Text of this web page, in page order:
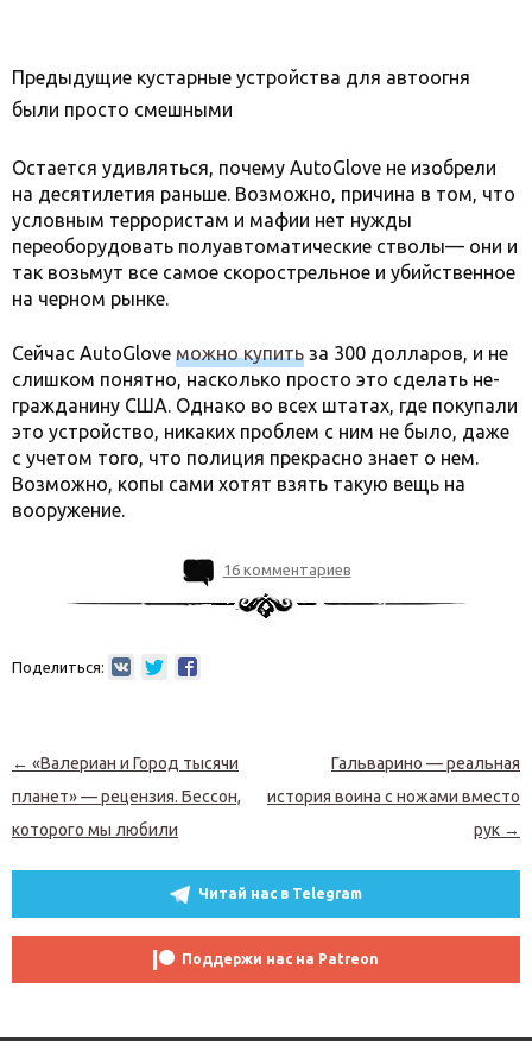
Предыдущие кустарные устройства для автоогня
были просто смешными
Остается удивляться, почему AutoGlove не изобрели
на десятилетия раньше. Возможно, причина в том, что
условным террористам и мафии нет нужды
переоборудовать полуавтоматические стволы— они и
так возьмут все самое скорострельное и убийственное
на черном рынке.
Сейчас AutoGlove можно купить за 300 долларов, и не
слишком понятно, насколько просто это сделать не-
гражданину США. Однако во всех штатах, где покупали
это устройство, никаких проблем с ним не было, даже
с учетом того, что полиция прекрасно знает о нем.
Возможно, копы сами хотят взять такую вещь на
вооружение.
16 комментариев
Поделиться:
Навигация по записям
← «Валериан и Город тысячи
планет» — рецензия. Бессон,
которого мы любили
Гальварино — реальная
история воина с ножами вместо
рук →
Читай нас в Telegram
Поддержи нас на Patreon